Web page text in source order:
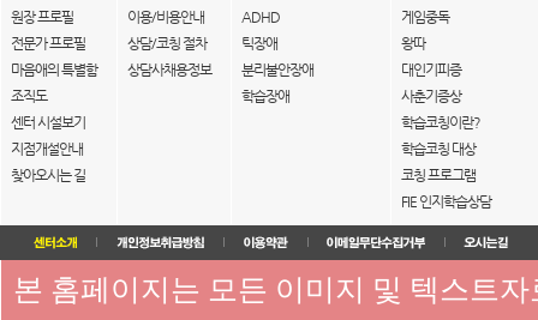
원장 프로필
전문가 프로필
마음애의 특별함
조직도
센터 시설보기
지점개설안내
찾아오시는 길
이용/비용안내
상담/코칭 절차
상담사채용정보
ADHD
틱장애
분리불안장애
학습장애
게임중독
왕따
대인기피증
사춘기증상
학습코칭이란?
학습코칭 대상
코칭 프로그램
FIE 인지학습상담
본 홈페이지는 모든 이미지 및 텍스트